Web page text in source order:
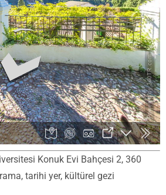
Konuk Evi Bahçesi 2, 360
tarihi yer, kültürel gezi